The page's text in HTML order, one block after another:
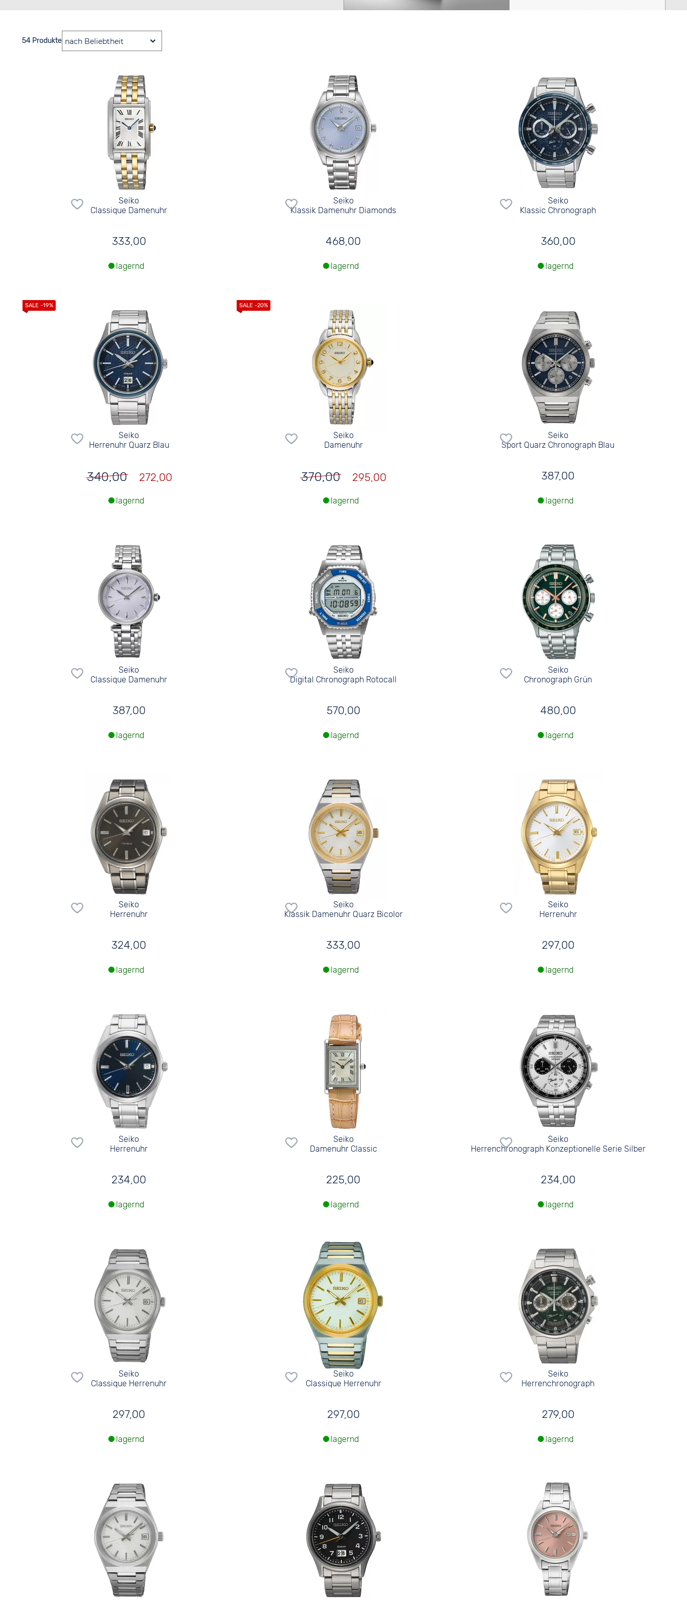
54 Produkte
Seiko
Classique Damenuhr
333,00
lagernd
Seiko
Klassik Damenuhr Diamonds
468,00
lagernd
Seiko
Klassic Chronograph
360,00
lagernd
Seiko
Herrenuhr Quarz Blau
340,00 272,00
lagernd
Seiko
Damenuhr
370,00 295,00
lagernd
Seiko
Sport Quarz Chronograph Blau
387,00
lagernd
Seiko
Classique Damenuhr
387,00
lagernd
Seiko
Digital Chronograph Rotocall
570,00
lagernd
Seiko
Chronograph Grün
480,00
lagernd
Seiko
Herrenuhr
324,00
lagernd
Seiko
Klassik Damenuhr Quarz Bicolor
333,00
lagernd
Seiko
Herrenuhr
297,00
lagernd
Seiko
Herrenuhr
234,00
lagernd
Seiko
Damenuhr Classic
225,00
lagernd
Seiko
Herrenchronograph Konzeptionelle Serie Silber
234,00
lagernd
Seiko
Classique Herrenuhr
297,00
lagernd
Seiko
Classique Herrenuhr
297,00
lagernd
Seiko
Herrenchronograph
279,00
lagernd